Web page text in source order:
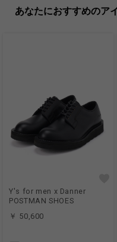
あなたにおすすめのア
Y's for men x Danner
POSTMAN SHOES
￥ 50,600